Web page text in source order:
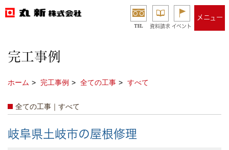
TEL 資料請求 イベント
メニュー
完工事例
ホーム 完工事例 全ての工事 すべて
全ての工事｜すべて
岐阜県土岐市の屋根修理